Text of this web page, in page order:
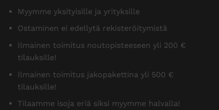
Myymme yksityisille ja yrityksille
Ostaminen ei edellytä rekisteröitymistä
Ilmainen toimitus noutopisteeseen yli 200 €
tilauksille!
Ilmainen toimitus jakopakettina yli 500 €
tilauksille!
Tilaamme isoja eriä siksi myymme halvalla!